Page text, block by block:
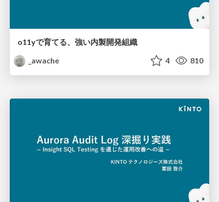
o11yで育てる、強い内製開発組織
_awache
4 810